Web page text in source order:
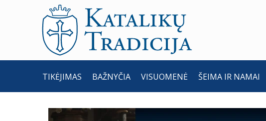
TIKĖJIMAS BAŽNYČIA VISUOMENĖ ŠEIMA IR NAMAI